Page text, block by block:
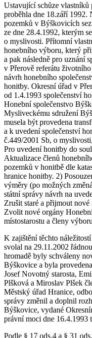
Ustavující schůze vlastníků
proběhla dne 18.září
pozemků v Býškovicích
ze dne 28.4.1992, kterým
o myslivosti. Přítomní
honebního výboru, který
a pak následně pro uznání
v Přerově referátu
návrh honebního
honitby. Okresní úřad v
od 1.4.1993 společenství
Honební společenstvo
Mysliveckému sdružení
musela být provedena
a k uvedení společenství
č.449/2001 Sb, o
Pro uvedení honitby do
Aktualizace členů
pozemků v honitbě dle
hranice honitby. 2)
výměry (po možných
státní správy návrh na
Zrušit staré a přijmout
Zvolit nové orgány
místostarostu a členy
K zajištění těchto
svolal na 29.11.2002
hromadě byly schváleny
Býškovice a byla
Josef Novotný starosta,
Plšková a Miroslav Plšek
Městský úřad Hranice,
správy změnil a doplnil
Býškovice, vydané
právní moci dne 16.4.1993
Podle § 17 ods.4 a § 31